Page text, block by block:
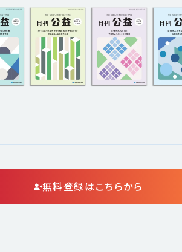
無料登録はこちらから